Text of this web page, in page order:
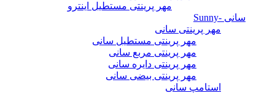
مهر پرینتی مستطیل اینترو
سانی -Sunny
مهر پرینتی سانی
مهر پرینتی مستطیل سانی
مهر پرینتی مربع سانی
مهر پرینتی دایره سانی
مهر پرینتی بیضی سانی
استامپ سانی